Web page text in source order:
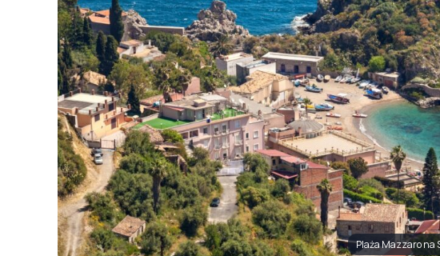
Plaża Mazzaro na